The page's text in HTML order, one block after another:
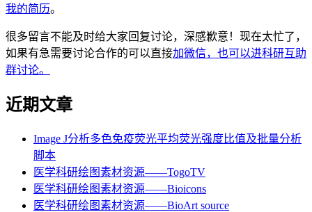
我的简历。
很多留言不能及时给大家回复讨论，深感歉意！现在太忙了，
如果有急需要讨论合作的可以直接加微信，也可以进科研互助
群讨论。
近期文章
Image J分析多色免疫荧光平均荧光强度比值及批量分析
脚本
医学科研绘图素材资源——TogoTV
医学科研绘图素材资源——Bioicons
医学科研绘图素材资源——BioArt source